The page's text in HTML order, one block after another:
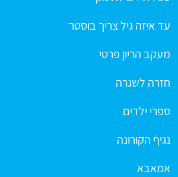
עד איזה גיל צריך בוסטר
מעקב הריון פרטי
חזרה לשגרה
ספרי ילדים
נגיף הקורונה
אמאבא